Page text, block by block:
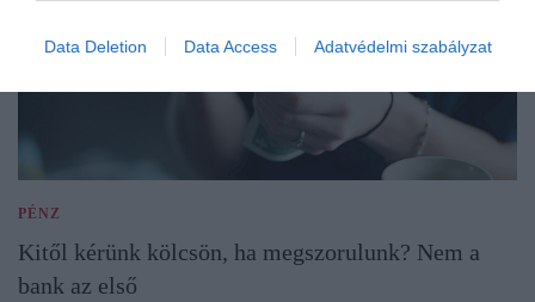
Data Deletion Data Access Adatvédelmi szabályzat
PÉNZ
Kitől kérünk kölcsön, ha megszorulunk? Nem a
bank az első